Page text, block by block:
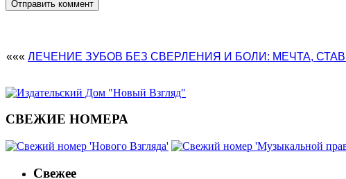
««« ЛЕЧЕНИЕ ЗУБОВ БЕЗ СВЕРЛЕНИЯ И БОЛИ: МЕЧТА,
СВЕЖИЕ НОМЕРА
Свежее